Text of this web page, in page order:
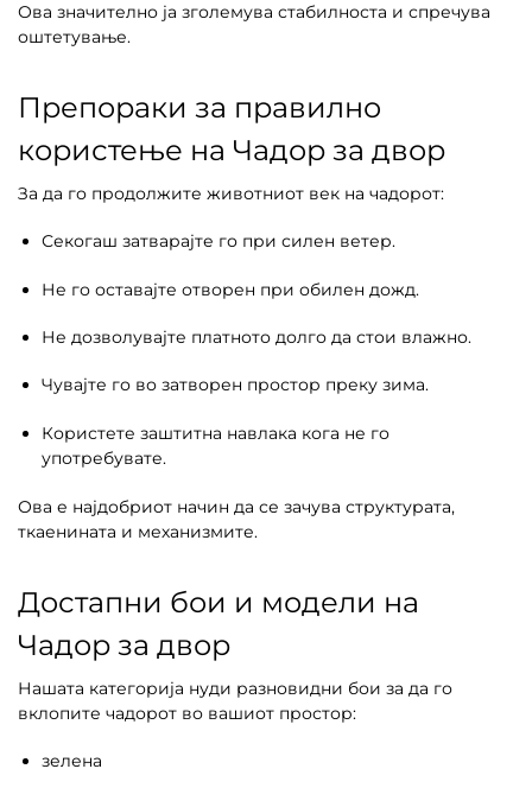
Ова значително ја зголемува стабилноста и спречува
оштетување.
Препораки за правилно
користење на Чадор за двор
За да го продолжите животниот век на чадорот:
Секогаш затварајте го при силен ветер.
Не го оставајте отворен при обилен дожд.
Не дозволувајте платното долго да стои влажно.
Чувајте го во затворен простор преку зима.
Користете заштитна навлака кога не го
употребувате.
Ова е најдобриот начин да се зачува структурата,
ткаенината и механизмите.
Достапни бои и модели на
Чадор за двор
Нашата категорија нуди разновидни бои за да го
вклопите чадорот во вашиот простор:
зелена